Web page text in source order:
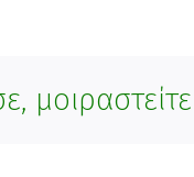
μοιραστείτε